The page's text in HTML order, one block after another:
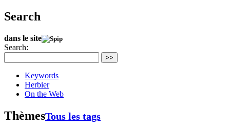
Search
dans le site
Search:
>>
Keywords
Herbier
On the Web
ThèmesTous les tags